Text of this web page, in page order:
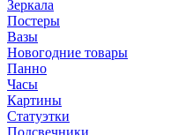
Зеркала
Постеры
Вазы
Новогодние товары
Панно
Часы
Картины
Статуэтки
Подсвечники